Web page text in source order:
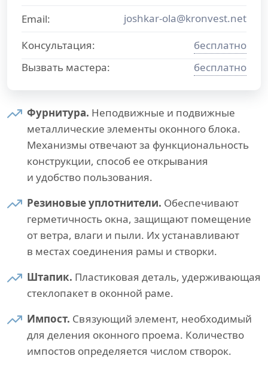
Email:
joshkar-ola@kronvest.net
Консультация:
бесплатно
Вызвать мастера:
бесплатно
Фурнитура. Неподвижные и подвижные
металлические элементы оконного блока.
Механизмы отвечают за функциональность
конструкции, способ ее открывания
и удобство пользования.
Резиновые уплотнители. Обеспечивают
герметичность окна, защищают помещение
от ветра, влаги и пыли. Их устанавливают
в местах соединения рамы и створки.
Штапик. Пластиковая деталь, удерживающая
стеклопакет в оконной раме.
Импост. Связующий элемент, необходимый
для деления оконного проема. Количество
импостов определяется числом створок.